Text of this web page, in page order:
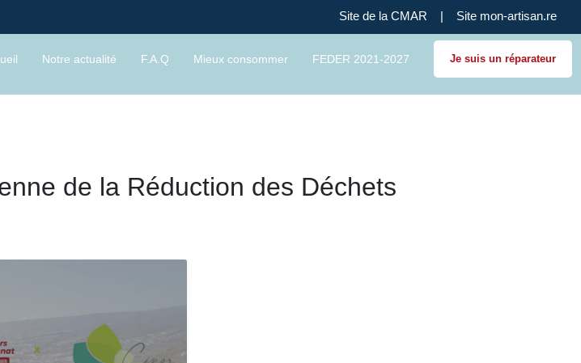
Site de la CMAR | Site mon-artisan.re
Notre actualité F.A.Q Mieux consommer FEDER 2021-2027 Je suis un réparateur
de la Réduction des Déchets